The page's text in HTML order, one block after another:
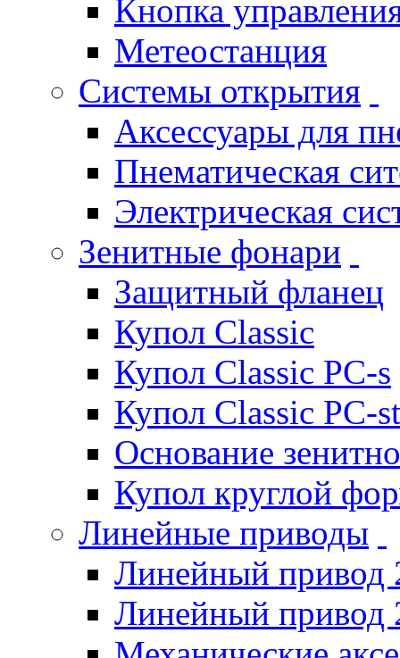
Кнопка
Метеостанция
Системы открытия
Аксессуары для
Пнематическая
Электрическая
Зенитные фонари
Защитный фланец
Купол Classic
Купол Classic PC-s
Купол Classic PC-st
Основание
Купол круглой
Линейные приводы
Линейный привод
Линейный привод